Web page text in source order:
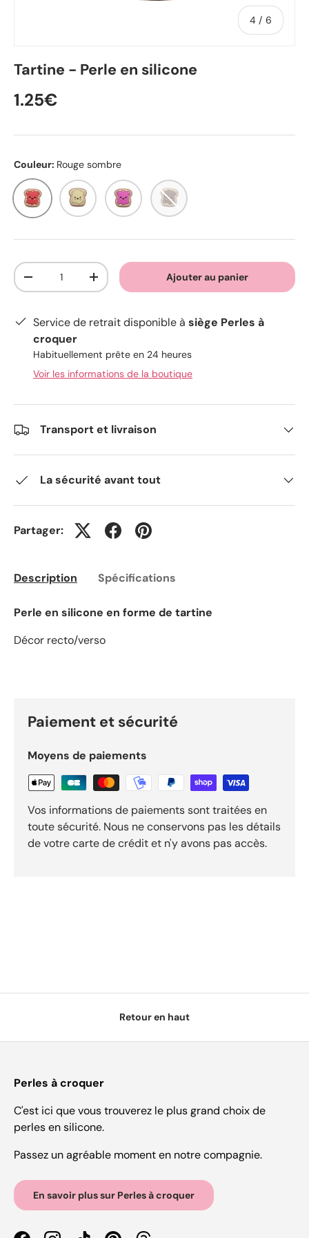
4 / de
6
Tartine - Perle en silicone
1.25€
Couleur: Rouge sombre
Rouge sombre
Chair Fuchsia Chocolat
Qté
-
+ Ajouter au panier
Service de retrait disponible à siège Perles à
croquer
Habituellement prête en 24 heures
Voir les informations de la boutique
Transport et livraison
La sécurité avant tout
Partager:
Description Spécifications
Perle en silicone en forme de tartine
Décor recto/verso
Paiement et sécurité
Moyens de paiements
Vos informations de paiements sont traitées en
toute sécurité. Nous ne conservons pas les détails
de votre carte de crédit et n'y avons pas accès.
Retour en haut
Perles à croquer
C'est ici que vous trouverez le plus grand choix de
perles en silicone.
Passez un agréable moment en notre compagnie.
En savoir plus sur Perles à croquer